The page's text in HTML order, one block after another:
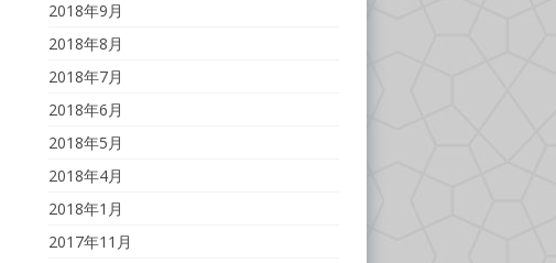
2018年9月
2018年8月
2018年7月
2018年6月
2018年5月
2018年4月
2018年1月
2017年11月